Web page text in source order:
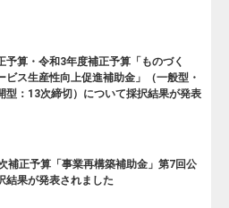
予算・令和3年度補正予算「ものづく
ビス生産性向上促進補助金」（一般型・
型：13次締切）について採択結果が発表
補正予算「事業再構築補助金」第7回公
結果が発表されました